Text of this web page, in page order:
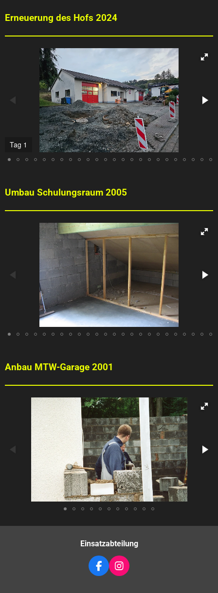
Erneuerung des Hofs 2024
Tag 1
Umbau Schulungsraum 2005
Anbau MTW-Garage 2001
Einsatzabteilung
F
A
I
N